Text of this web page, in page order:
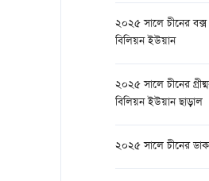
২০২৫ সালে চীনের
বিলিয়ন ইউয়ান
২০২৫ সালে চীনের
বিলিয়ন ইউয়ান ছাড়াল
২০২৫ সালে চীনের